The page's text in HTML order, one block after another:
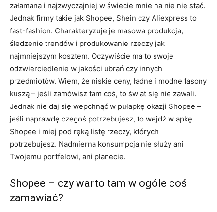
załamana i najzwyczajniej w świecie mnie na nie nie stać.
Jednak firmy takie jak Shopee, Shein czy Aliexpress to
fast-fashion. Charakteryzuje je masowa produkcja,
śledzenie trendów i produkowanie rzeczy jak
najmniejszym kosztem. Oczywiście ma to swoje
odzwierciedlenie w jakości ubrań czy innych
przedmiotów. Wiem, że niskie ceny, ładne i modne fasony
kuszą – jeśli zamówisz tam coś, to świat się nie zawali.
Jednak nie daj się wepchnąć w pułapkę okazji Shopee –
jeśli naprawdę czegoś potrzebujesz, to wejdź w apkę
Shopee i miej pod ręką listę rzeczy, których
potrzebujesz. Nadmierna konsumpcja nie służy ani
Twojemu portfelowi, ani planecie.
Shopee – czy warto tam w ogóle coś
zamawiać?